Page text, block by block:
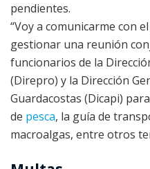
pendientes.
“Voy a comunicarme con
gestionar una reunión
funcionarios de la
(Direpro) y la Dirección
Guardacostas (Dicapi)
de pesca, la guía de
macroalgas, entre otros